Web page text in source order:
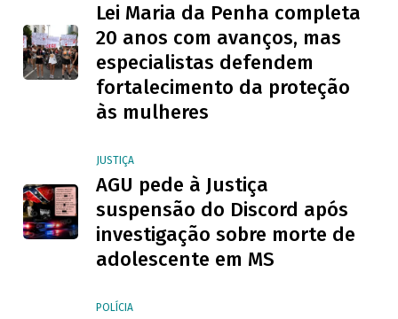
Lei Maria da Penha completa
20 anos com avanços, mas
especialistas defendem
fortalecimento da proteção
às mulheres
JUSTIÇA
AGU pede à Justiça
suspensão do Discord após
investigação sobre morte de
adolescente em MS
POLÍCIA